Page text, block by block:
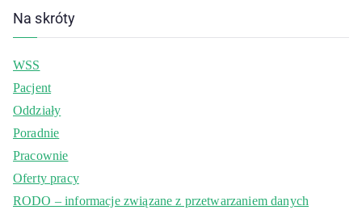
Na skróty
WSS
Pacjent
Oddziały
Poradnie
Pracownie
Oferty pracy
RODO – informacje związane z przetwarzaniem danych